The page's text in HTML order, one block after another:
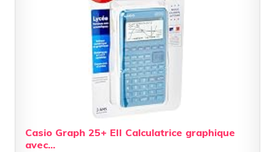
Casio Graph 25+ EII Calculatrice graphique
avec...